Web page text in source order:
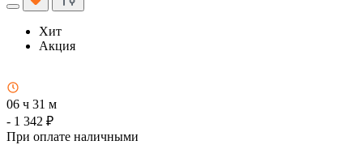
Хит
Акция
06 ч 31 м
- 1 342 ₽
При оплате наличными